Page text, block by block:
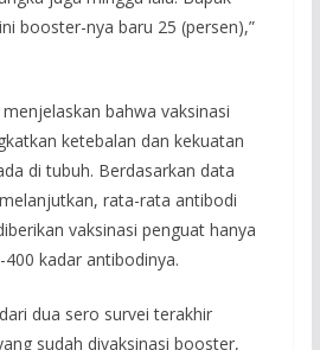
booster-nya baru 25 (persen),”
bahwa vaksinasi
ketebalan dan kekuatan
di tubuh. Berdasarkan data
rata-rata antibodi
vaksinasi penguat hanya
kadar antibodinya.
dua sero survei terakhir
sudah divaksinasi booster,